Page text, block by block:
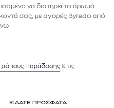
να διατηρεί το άρωμά
σας, με αγορές Byredo από
Παράδοσης & τις
ΕΙΔΑΤΕ ΠΡΟΣΦΑΤΑ